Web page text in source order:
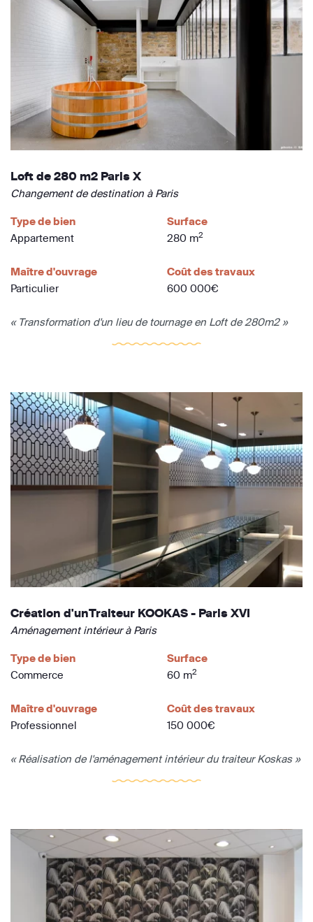
Loft de 280 m2 Paris X
Changement de destination à Paris
Type de bien
Appartement
Surface
280 m2
Maître d'ouvrage
Particulier
Coût des travaux
600 000€
« Transformation d'un lieu de tournage en Loft de 280m2 »
Création d'unTraiteur KOOKAS - Paris XVI
Aménagement intérieur à Paris
Type de bien
Commerce
Surface
60 m2
Maître d'ouvrage
Professionnel
Coût des travaux
150 000€
« Réalisation de l'aménagement intérieur du traiteur Koskas »